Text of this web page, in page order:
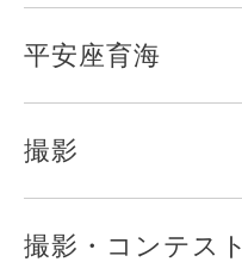
平安座育海
撮影
撮影・コンテスト